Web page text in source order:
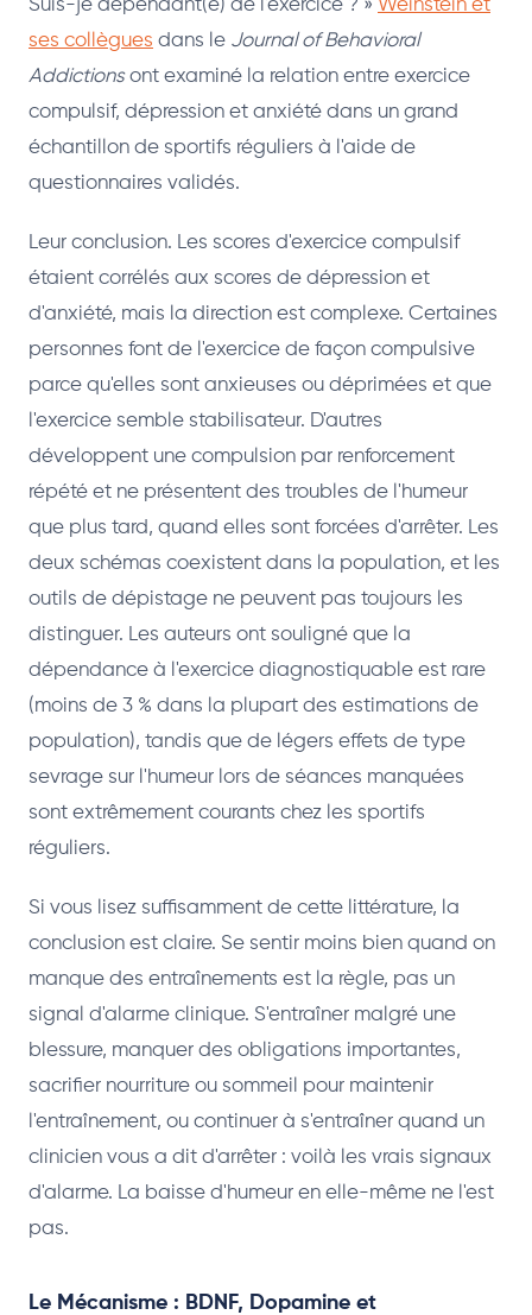
Suis-je dépendant(e) de l'exercice ? » Weinstein et
ses collègues dans le Journal of Behavioral
Addictionsont examiné la relation entre exercice
compulsif, dépression et anxiété dans un grand
échantillon de sportifs réguliers à l'aide de
questionnaires validés.
Leur conclusion. Les scores d'exercice compulsif
étaient corrélés aux scores de dépression et
d'anxiété, mais la direction est complexe. Certaines
personnes font de l'exercice de façon compulsive
parce qu'elles sont anxieuses ou déprimées et que
l'exercice semble stabilisateur. D'autres
développent une compulsion par renforcement
répété et ne présentent des troubles de l'humeur
que plus tard, quand elles sont forcées d'arrêter. Les
deux schémas coexistent dans la population, et les
outils de dépistage ne peuvent pas toujours les
distinguer. Les auteurs ont souligné que la
dépendance à l'exercice diagnostiquable est rare
(moins de 3 % dans la plupart des estimations de
population), tandis que de légers effets de type
sevrage sur l'humeur lors de séances manquées
sont extrêmement courants chez les sportifs
réguliers.
Si vous lisez suffisamment de cette littérature, la
conclusion est claire. Se sentir moins bien quand on
manque des entraînements est la règle, pas un
signal d'alarme clinique. S'entraîner malgré une
blessure, manquer des obligations importantes,
sacrifier nourriture ou sommeil pour maintenir
l'entraînement, ou continuer à s'entraîner quand un
clinicien vous a dit d'arrêter : voilà les vrais signaux
d'alarme. La baisse d'humeur en elle-même ne l'est
pas.
Le Mécanisme : BDNF, Dopamine et